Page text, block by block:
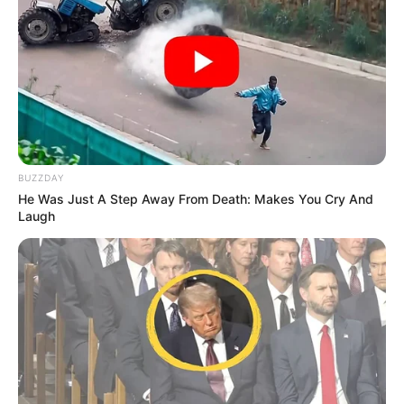
5 GAULE ROMAINE
1 FABULEUX D’ECHAL
En cas de non-partant ou pour un champ élargi et par
ordre de préférence:
4 GOSSIP BOY
10 FRISE PONT VAUTIER
En complément de notre pronostic Quinté+ vous
retrouverez un peu plus bas sur cette même page la
sélection d’une vingtaine de pronos de la presse
spécialisée ex: (Bilto, Equidia, Geny Courses, Le Matin de
Lausanne, Le Parisien, RTL, Tiercé Magazine, Zeturf et bien
d’autres).
BUZZDAY
He Was Just A Step Away From Death: Makes You Cry And
Laugh